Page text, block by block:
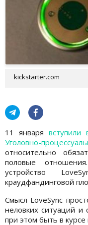
kickstarter.com
11 января
Уголовно-
относительно
половые
устройство
краудфандинговой
Смысл LoveSync
неловких ситуаций
при этом быть в